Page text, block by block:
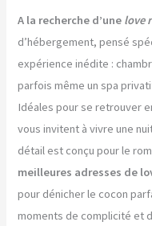
A la recherche d’une love
d’hébergement, pensé
expérience inédite :
parfois même un spa
Idéales pour se retrouver
vous invitent à vivre une
détail est conçu pour le
meilleures adresses de
pour dénicher le cocon
moments de complicité et